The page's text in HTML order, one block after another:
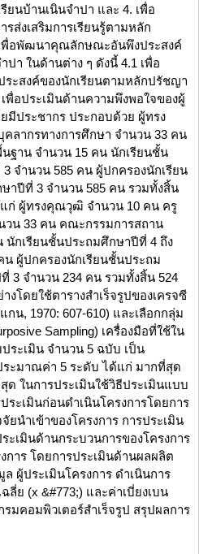
ยนบ้านเนินจำปา และ 4. เพื่อ
ส่งเสริมการเรียนรู้ตามหลัก
พื่อพัฒนาคุณลักษณะอันพึงประสงค์
ปา ในด้านต่าง ๆ ดังนี้ 4.1 เพื่อ
ะสงค์ของนักเรียนตามหลักปรัชญา
พื่อประเมินด้านความพึงพอใจของผู้
มีประชากร ประกอบด้วย ผู้ทรง
ลากรทางการศึกษา จำนวน 33 คน
ฐาน จำนวน 15 คน นักเรียนชั้น
จำนวน 585 คน ผู้ปกครองนักเรียน
าปีที่ 3 จำนวน 585 คน รวมทั้งสิ้น
ก่ ผู้ทรงคุณวุฒิ จำนวน 10 คน ครู
วน 33 คน คณะกรรมการสถาน
กเรียนชั้นประถมศึกษาปีที่ 4 ถึง
ผู้ปกครองนักเรียนชั้นประถม
3 จำนวน 234 คน รวมทั้งสิ้น 524
โดยใช้ตารางสำเร็จรูปของเครจซี
น, 1970: 607-610) และเลือกกลุ่ม
Sampling) เครื่องมือที่ใช้ใน
ระเมิน จำนวน 5 ฉบับ เป็น
ะมาณค่า 5 ระดับ ได้แก่ มากที่สุด
ในการประเมินใช้วิธีประเมินแบบ
ระเมินก่อนดำเนินโครงการโดยการ
นำเข้าของโครงการ การประเมิน
ะเมินด้านกระบวนการของโครงการ
การ โดยการประเมินด้านผลผลิต
ผู้ประเมินโครงการ ดำเนินการ
ลี่ย (x &#773;) และค่าเบี่ยงเบน
มคอมพิวเตอร์สำเร็จรูป สรุปผลการ